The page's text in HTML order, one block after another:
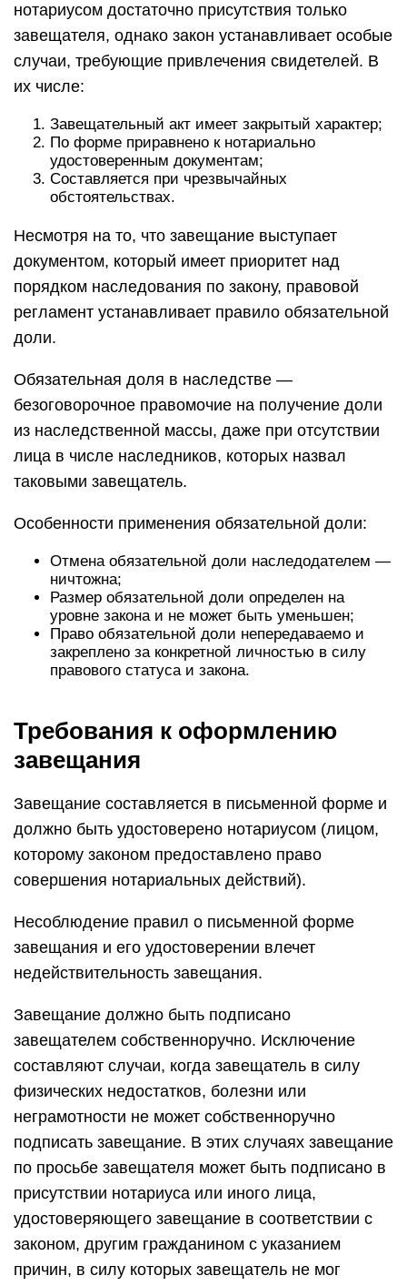
нотариусом достаточно присутствия только
завещателя, однако закон устанавливает особые
случаи, требующие привлечения свидетелей. В
их числе:
Завещательный акт имеет закрытый характер;
По форме приравнено к нотариально
удостоверенным документам;
Составляется при чрезвычайных
обстоятельствах.
Несмотря на то, что завещание выступает
документом, который имеет приоритет над
порядком наследования по закону, правовой
регламент устанавливает правило обязательной
доли.
Обязательная доля в наследстве —
безоговорочное правомочие на получение доли
из наследственной массы, даже при отсутствии
лица в числе наследников, которых назвал
таковыми завещатель.
Особенности применения обязательной доли:
Отмена обязательной доли наследодателем —
ничтожна;
Размер обязательной доли определен на
уровне закона и не может быть уменьшен;
Право обязательной доли непередаваемо и
закреплено за конкретной личностью в силу
правового статуса и закона.
Требования к оформлению
завещания
Завещание составляется в письменной форме и
должно быть удостоверено нотариусом (лицом,
которому законом предоставлено право
совершения нотариальных действий).
Несоблюдение правил о письменной форме
завещания и его удостоверении влечет
недействительность завещания.
Завещание должно быть подписано
завещателем собственноручно. Исключение
составляют случаи, когда завещатель в силу
физических недостатков, болезни или
неграмотности не может собственноручно
подписать завещание. В этих случаях завещание
по просьбе завещателя может быть подписано в
присутствии нотариуса или иного лица,
удостоверяющего завещание в соответствии с
законом, другим гражданином с указанием
причин, в силу которых завещатель не мог